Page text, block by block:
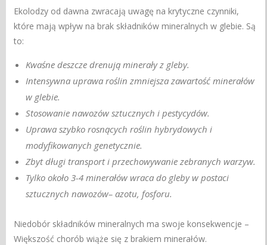
Ekolodzy od dawna zwracają uwagę na krytyczne czynniki,
które mają wpływ na brak składników mineralnych w glebie. Są
to:
Kwaśne deszcze drenują minerały z gleby.
Intensywna uprawa roślin zmniejsza zawartość minerałów
w glebie.
Stosowanie nawozów sztucznych i pestycydów.
Uprawa szybko rosnących roślin hybrydowych i
modyfikowanych genetycznie.
Zbyt długi transport i przechowywanie zebranych warzyw.
Tylko około 3-4 minerałów wraca do gleby w postaci
sztucznych nawozów–azotu, fosforu.
Niedobór składników mineralnych ma swoje konsekwencje –
Większość chorób wiąże się z brakiem minerałów.